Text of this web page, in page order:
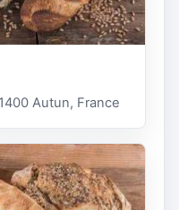
Autun, France